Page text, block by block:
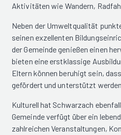
Aktivitäten wie Wandern,
Neben der Umweltqualität
seinen exzellenten
der Gemeinde genießen einen
bieten eine erstklassige
Eltern können beruhigt sein,
gefördert und unterstützt
Kulturell hat Schwarzach
Gemeinde verfügt über ein
zahlreichen Veranstaltungen,